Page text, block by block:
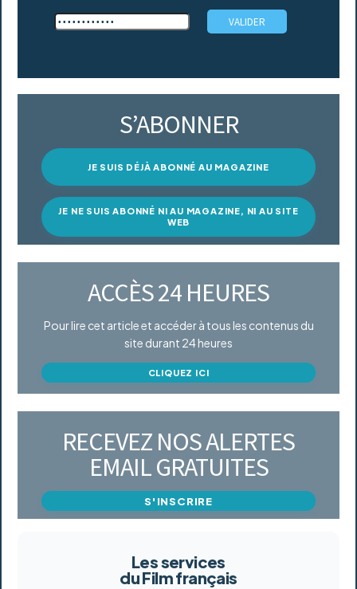
S’ABONNER
JE SUIS DÉJÀ ABONNÉ AU MAGAZINE
JE NE SUIS ABONNÉ NI AU MAGAZINE, NI AU SITE
WEB
ACCÈS 24 HEURES
Pour lire cet article et accéder à tous les contenus du
site durant 24 heures
CLIQUEZ ICI
RECEVEZ NOS ALERTES
EMAIL GRATUITES
S'INSCRIRE
Les services
du Film français